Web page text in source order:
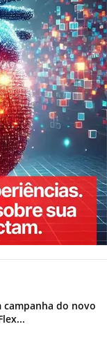
campanha do novo